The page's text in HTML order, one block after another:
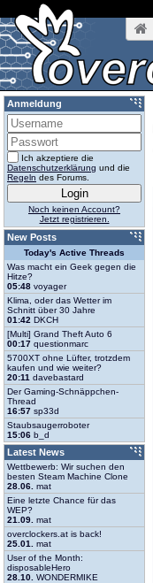
Anmeldung
Ich akzeptiere die
Datenschutzerklärung und die
Regeln des Forums.
Noch keinen Account?
Jetzt registrieren.
New Posts
Today's Active Threads
Was macht ein Geek gegen die
Hitze?
05:48 voyager
Klima, oder das Wetter im
Schnitt über 30 Jahre
01:42 DKCH
[Multi] Grand Theft Auto 6
00:17 questionmarc
5700XT ohne Lüfter, trotzdem
kaufen und wie weiter?
20:11 davebastard
Der Gaming-Schnäppchen-
Thread
16:57 sp33d
Staubsaugerroboter
15:06 b_d
Latest News
Wettbewerb: Wir suchen den
besten Steam Machine Clone
28.06. mat
Eine letzte Chance für das
WEP?
21.09. mat
overclockers.at is back!
25.01.
mat
User of the Month:
disposableHero
28.10. WONDERMIKE